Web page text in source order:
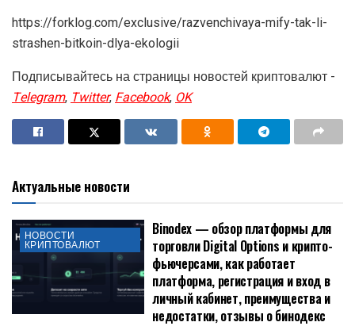
https://forklog.com/exclusive/razvenchivaya-mify-tak-li-
strashen-bitkoin-dlya-ekologii
Подписывайтесь на страницы новостей криптовалют -
Telegram,Twitter,Facebook,OK
Актуальные новости
НОВОСТИ
КРИПТОВАЛЮТ
Binodex — обзор платформы для
торговли Digital Options и крипто-
фьючерсами, как работает
платформа, регистрация и вход в
личный кабинет, преимущества и
недостатки, отзывы о бинодекс